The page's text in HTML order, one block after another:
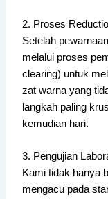
2. Proses
Setelah
melalui proses
clearing) untuk
zat warna yang
langkah paling
kemudian hari.
3. Pengujian
Kami tidak hanya
mengacu pada